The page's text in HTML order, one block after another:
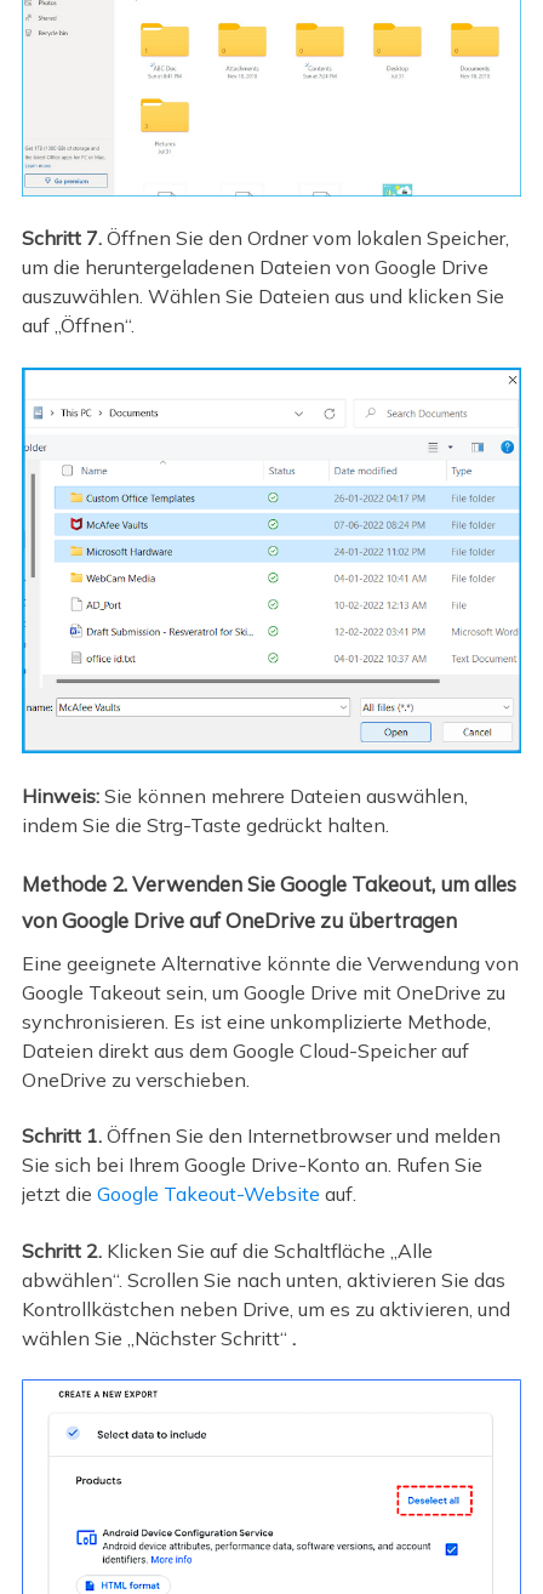
Schritt 7.Öffnen Sie den Ordner vom lokalen Speicher,
um die heruntergeladenen Dateien von Google Drive
auszuwählen. Wählen Sie Dateien aus und klicken Sie
auf „Öffnen“.
Hinweis:Sie können mehrere Dateien auswählen,
indem Sie die Strg-Taste gedrückt halten.
Methode 2. Verwenden Sie Google Takeout, um alles
von Google Drive auf OneDrive zu übertragen
Eine geeignete Alternative könnte die Verwendung von
Google Takeout sein, um Google Drive mit OneDrive zu
synchronisieren. Es ist eine unkomplizierte Methode,
Dateien direkt aus dem Google Cloud-Speicher auf
OneDrive zu verschieben.
Schritt 1.Öffnen Sie den Internetbrowser und melden
Sie sich bei Ihrem Google Drive-Konto an. Rufen Sie
jetzt die Google Takeout-Website auf.
Schritt 2.Klicken Sie auf die Schaltfläche „Alle
abwählen“. Scrollen Sie nach unten, aktivieren Sie das
Kontrollkästchen neben Drive, um es zu aktivieren, und
wählen Sie „Nächster Schritt“ .